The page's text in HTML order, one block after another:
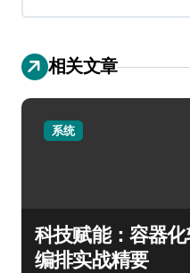
相关文章
系统
科技赋能：容器
编排实战精要